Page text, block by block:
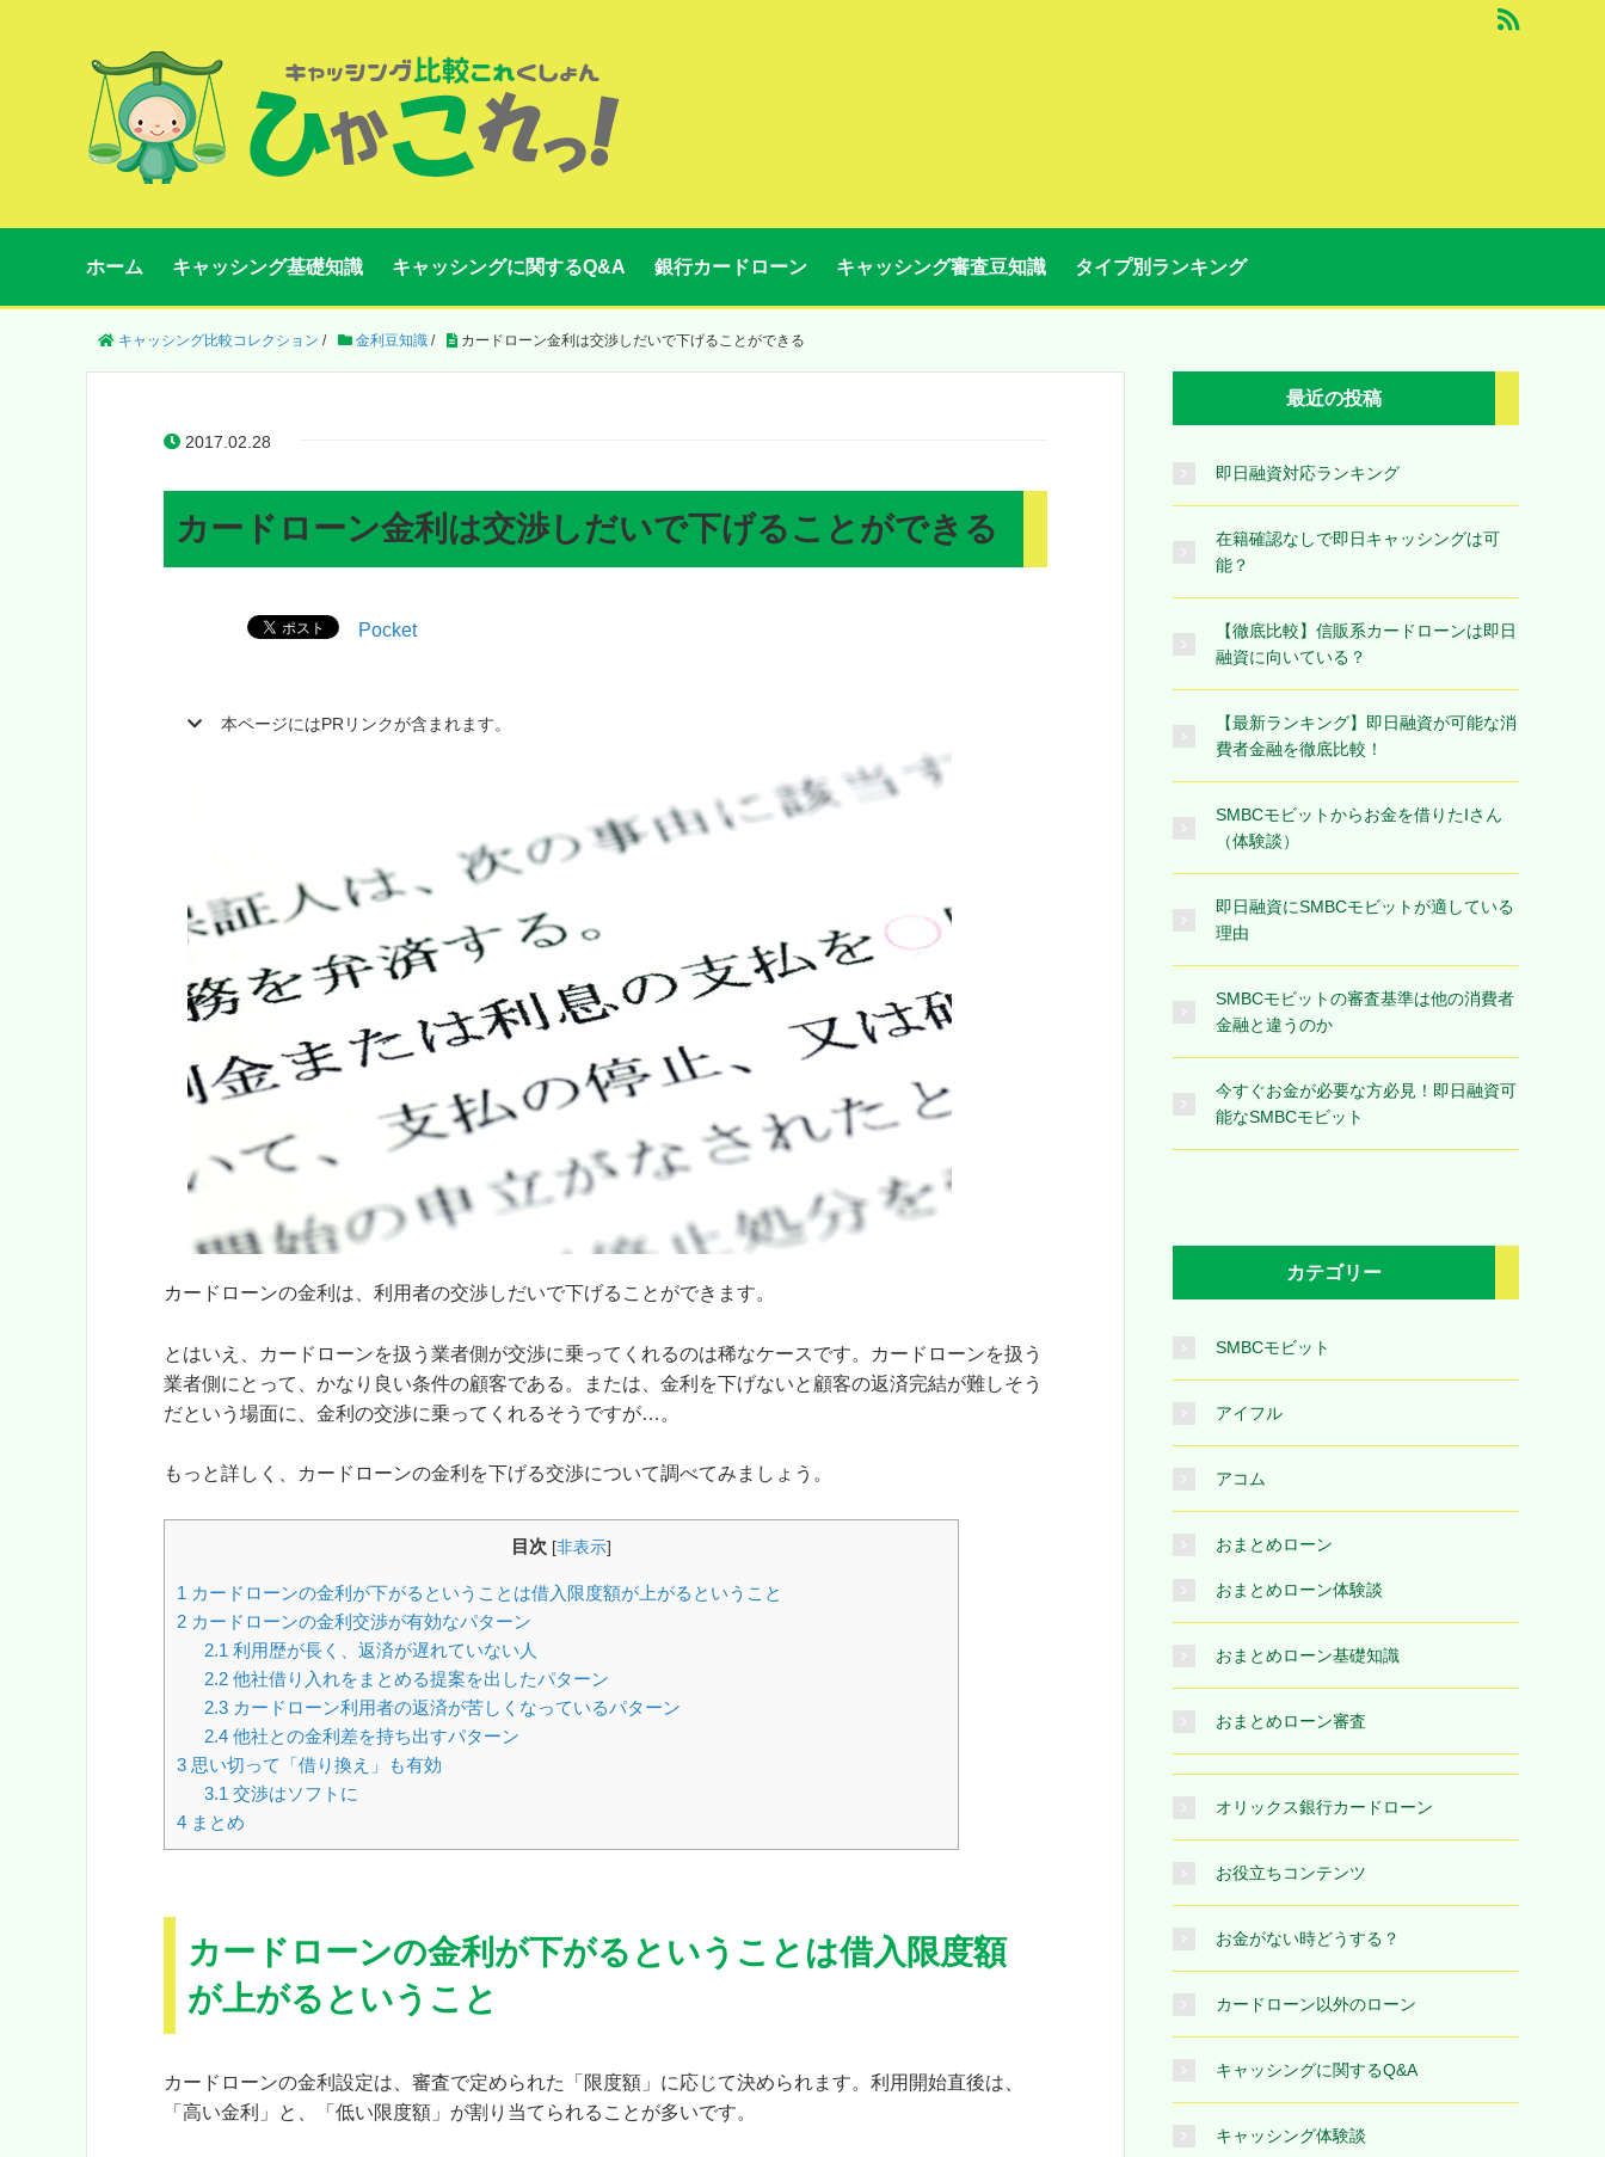
ホーム キャッシング基礎知識 キャッシングに関するQ&A 銀行カードローン キャッシング審査豆知識 タイプ別ランキング
キャッシング比較コレクション / 金利豆知識 / カードローン金利は交渉しだいで下げることができる
2017.02.28
カードローン金利は交渉しだいで下げることができる
Pocket
本ページにはPRリンクが含まれます。
カードローンの金利は、利用者の交渉しだいで下げることができます。
とはいえ、カードローンを扱う業者側が交渉に乗ってくれるのは稀なケースです。カードローンを扱う
業者側にとって、かなり良い条件の顧客である。または、金利を下げないと顧客の返済完結が難しそう
だという場面に、金利の交渉に乗ってくれるそうですが…。
もっと詳しく、カードローンの金利を下げる交渉について調べてみましょう。
目次 [非表示]
1 カードローンの金利が下がるということは借入限度額が上がるということ
2 カードローンの金利交渉が有効なパターン
2.1 利用歴が長く、返済が遅れていない人
2.2他社借り入れをまとめる提案を出したパターン
2.3カードローン利用者の返済が苦しくなっているパターン
2.4他社との金利差を持ち出すパターン
3 思い切って「借り換え」も有効
3.1 交渉はソフトに
4 まとめ
カードローンの金利が下がるということは借入限度額
が上がるということ
カードローンの金利設定は、審査で定められた「限度額」に応じて決められます。利用開始直後は、
「高い金利」と、「低い限度額」が割り当てられることが多いです。
最近の投稿
即日融資対応ランキング
在籍確認なしで即日キャッシングは可
能？
【徹底比較】信販系カードローンは即日
融資に向いている？
【最新ランキング】即日融資が可能な消
費者金融を徹底比較！
SMBCモビットからお金を借りたIさん
（体験談）
即日融資にSMBCモビットが適している
理由
SMBCモビットの審査基準は他の消費者
金融と違うのか
今すぐお金が必要な方必見！即日融資可
能なSMBCモビット
カテゴリー
SMBCモビット
アイフル
アコム
おまとめローン
おまとめローン体験談
おまとめローン基礎知識
おまとめローン審査
オリックス銀行カードローン
お役立ちコンテンツ
お金がない時どうする？
カードローン以外のローン
キャッシングに関するQ&A
キャッシング体験談